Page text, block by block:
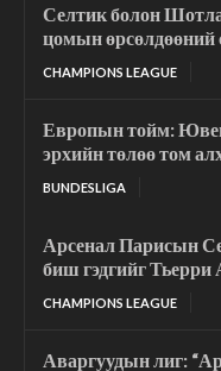
Селтик болон
цомын өрсөлдөөний
CHAMPIONS LEAGUE
Европын тойм:
эрхийн төлөө том
BUNDESLIGA
Арсенал Парисын
биш гэдгийг Тьерри
CHAMPIONS LEAGUE
Аваргуудын лиг: